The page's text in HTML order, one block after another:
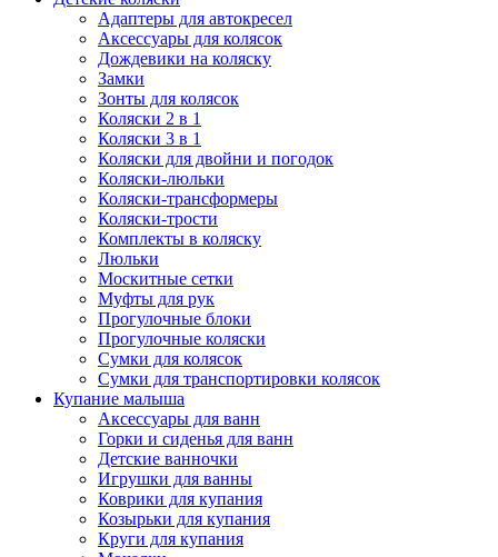
Адаптеры для автокресел
Аксессуары для колясок
Дождевики на коляску
Замки
Зонты для колясок
Коляски 2 в 1
Коляски 3 в 1
Коляски для двойни и погодок
Коляски-люльки
Коляски-трансформеры
Коляски-трости
Комплекты в коляску
Люльки
Москитные сетки
Муфты для рук
Прогулочные блоки
Прогулочные коляски
Сумки для колясок
Сумки для транспортировки колясок
Купание малыша
Аксессуары для ванн
Горки и сиденья для ванн
Детские ванночки
Игрушки для ванны
Коврики для купания
Козырьки для купания
Круги для купания